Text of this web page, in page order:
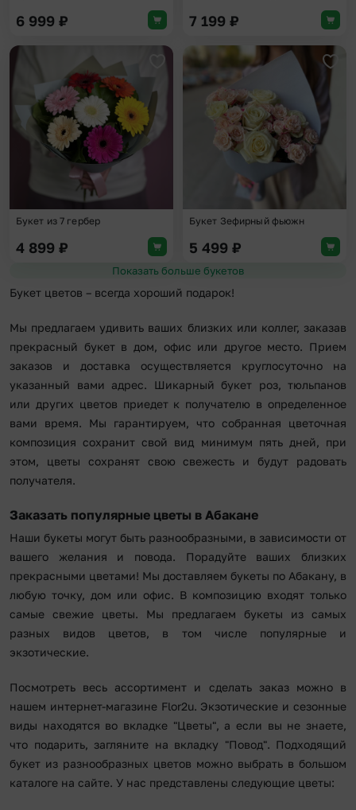
6 999 ₽ 7 199 ₽
Добавить в избранное
Букет из 7 гербер
4 899 ₽
Букет Зефирный фьюжн
5 499 ₽
Показать больше букетов
Букет цветов – всегда хороший подарок!
Мы предлагаем удивить ваших близких или коллег, заказав
прекрасный букет в дом, офис или другое место. Прием
заказов и доставка осуществляется круглосуточно на
указанный вами адрес. Шикарный букет роз, тюльпанов
или других цветов приедет к получателю в определенное
вами время. Мы гарантируем, что собранная цветочная
композиция сохранит свой вид минимум пять дней, при
этом, цветы сохранят свою свежесть и будут радовать
получателя.
Заказать популярные цветы в Абакане
Наши букеты могут быть разнообразными, в зависимости от
вашего желания и повода. Порадуйте ваших близких
прекрасными цветами! Мы доставляем букеты по Абакану, в
любую точку, дом или офис. В композицию входят только
самые свежие цветы. Мы предлагаем букеты из самых
разных видов цветов, в том числе популярные и
экзотические.
Посмотреть весь ассортимент и сделать заказ можно в
нашем интернет-магазине Flor2u. Экзотические и сезонные
виды находятся во вкладке "Цветы", а если вы не знаете,
что подарить, загляните на вкладку "Повод". Подходящий
букет из разнообразных цветов можно выбрать в большом
каталоге на сайте. У нас представлены следующие цветы: